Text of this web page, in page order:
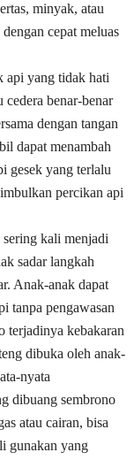
minyak, atau
cepat meluas
api yang tidak hati
cedera benar-benar
dengan tangan
dapat menambah
gesek yang terlalu
percikan api
kali menjadi
sadar langkah
Anak-anak dapat
tanpa pengawasan
terjadinya kebakaran
dibuka oleh anak-
nyata
dibuang sembrono
atau cairan, bisa
gunakan yang